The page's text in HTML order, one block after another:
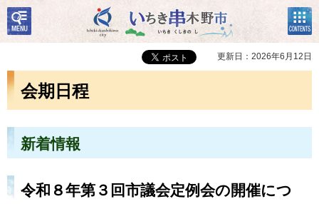
いちき串木野市
検
索・
共通
コン
テン
ツメ
ニュ
更新日：2026年6月12日
会期日程
新着情報
令和８年第３回市議会定例会の開催につ